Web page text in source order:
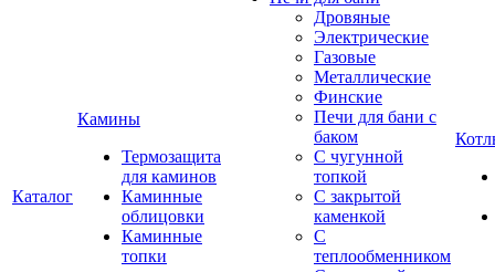
Каталог
Камины
Термозащита
для каминов
Каминные
облицовки
Каминные
топки
Дровяные
Электрические
Газовые
Металлические
Финские
Печи для бани с
баком
С чугунной
топкой
С закрытой
каменкой
С
теплообменником